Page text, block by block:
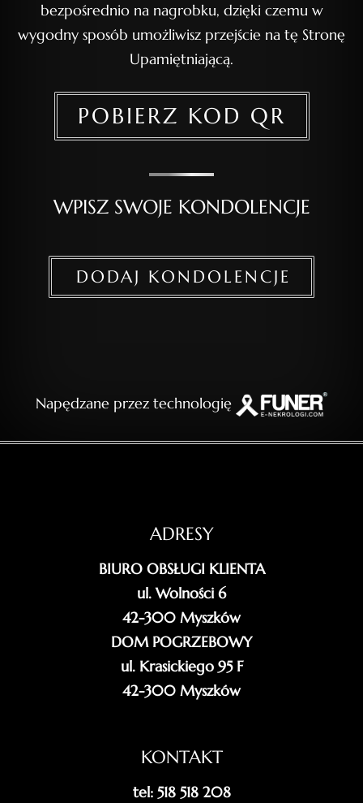
bezpośrednio na nagrobku, dzięki czemu w
wygodny sposób umożliwisz przejście na tę Stronę
Upamiętniającą.
POBIERZ KOD QR
WPISZ SWOJE KONDOLENCJE
DODAJ KONDOLENCJE
Napędzane przez technologię
ADRESY
BIURO OBSŁUGI KLIENTA
ul. Wolności 6
42-300 Myszków
DOM POGRZEBOWY
ul. Krasickiego 95 F
42-300 Myszków
KONTAKT
tel: 518 518 208